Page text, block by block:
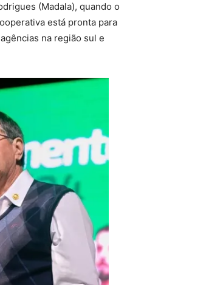
(Madala), quando o
está pronta para
na região sul e